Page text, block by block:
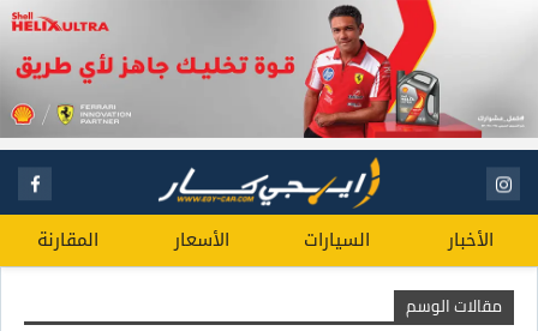
الأخبار السيارات الأسعار المقارنة
مقالات الوسم